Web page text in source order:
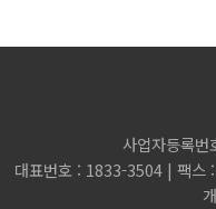
사업자등록
대표번호 : 1833-3504 | 팩스